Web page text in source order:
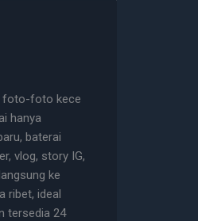
foto-foto kece
hanya
baterai
vlog, story IG,
ke
ribet, ideal
tersedia 24